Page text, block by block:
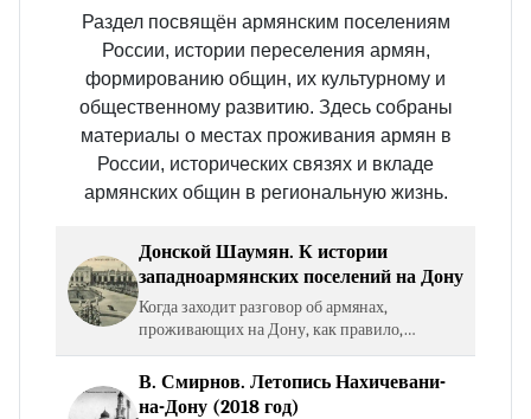
Раздел посвящён армянским поселениям
России, истории переселения армян,
формированию общин, их культурному и
общественному развитию. Здесь собраны
материалы о местах проживания армян в
России, исторических связях и вкладе
армянских общин в региональную жизнь.
Донской Шаумян. К истории
западноармянских поселений на Дону
Когда заходит разговор об армянах,
проживающих на Дону, как правило,
вспоминают историю крымских (еще раньше
анийских) армян, в соответствии с указом
Екатерины II от 9 марта 1777…
В. Смирнов. Летопись Нахичевани-
на-Дону (2018 год)